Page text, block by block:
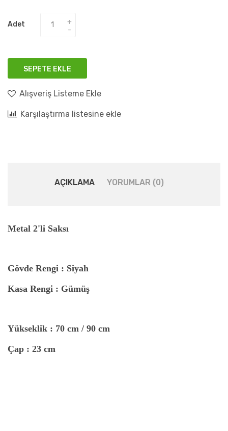
Adet
SEPETE EKLE
Alışveriş Listeme Ekle
Karşılaştırma listesine ekle
AÇIKLAMA YORUMLAR (0)
Metal 2'li Saksı
Gövde Rengi : Siyah
Kasa Rengi : Gümüş
Yükseklik : 70 cm / 90 cm
Çap : 23 cm